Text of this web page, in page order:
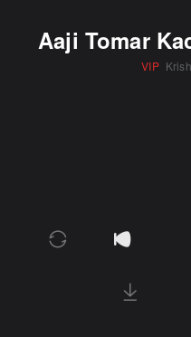
Aaji Tomar
VIP